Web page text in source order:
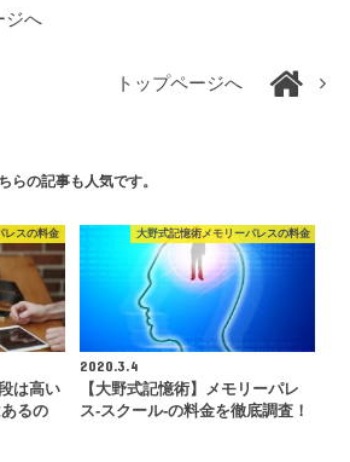
ジへ
トップページへ
らの記事も人気です。
レスの料金
は高い
るの
大野式記憶術メモリーパレスの料金
2020.3.4
【大野式記憶術】メモリーパレ
ス-スクール-の料金を徹底調査！